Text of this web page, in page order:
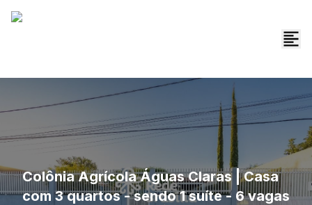
Colônia Agrícola Águas Claras | Casa
com 3 quartos - sendo 1 suíte - 6 vagas